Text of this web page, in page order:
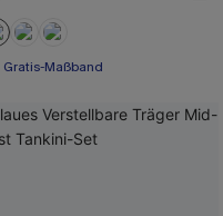
Gratis-Maßband